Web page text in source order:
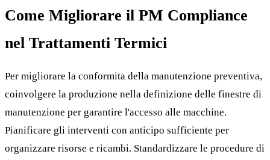
Come Migliorare il PM Compliance
nel Trattamenti Termici
Per migliorare la conformita della manutenzione preventiva,
coinvolgere la produzione nella definizione delle finestre di
manutenzione per garantire l'accesso alle macchine.
Pianificare gli interventi con anticipo sufficiente per
organizzare risorse e ricambi. Standardizzare le procedure di